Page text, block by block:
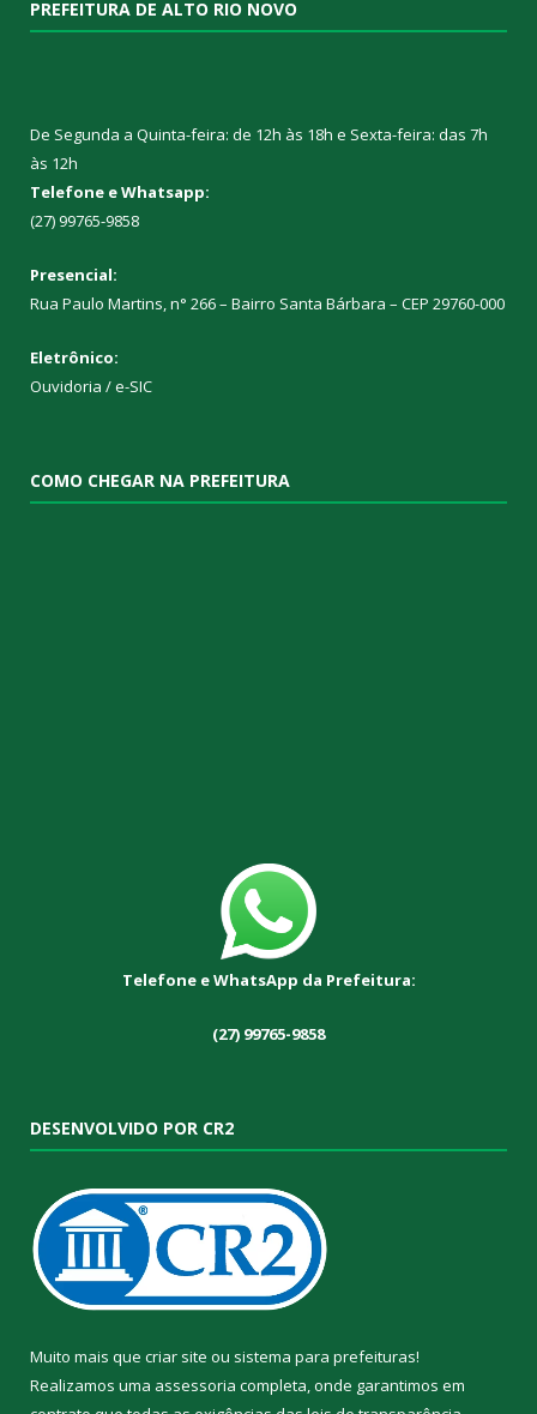
PREFEITURA DE ALTO RIO NOVO
De Segunda a Quinta-feira: de 12h às 18h e Sexta-feira: das 7h
às 12h
Telefone e Whatsapp:
(27) 99765-9858
Presencial:
Rua Paulo Martins, n° 266 – Bairro Santa Bárbara – CEP 29760-000
Eletrônico:
Ouvidoria /e-SIC
COMO CHEGAR NA PREFEITURA
Telefone e WhatsApp da Prefeitura:
(27) 99765-9858
DESENVOLVIDO POR CR2
Muito mais que criar site ou sistema para prefeituras!
Realizamos uma assessoria completa, onde garantimos em